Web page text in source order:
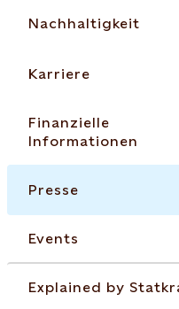
Nachhaltigkeit
Karriere
Finanzielle
Informationen
Presse
Events
Explained by